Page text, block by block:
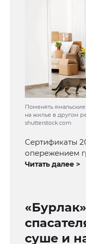
Поменять
на жилье в другом
shutterstock.com
Сертификаты
опережением
Читать далее >
суше и